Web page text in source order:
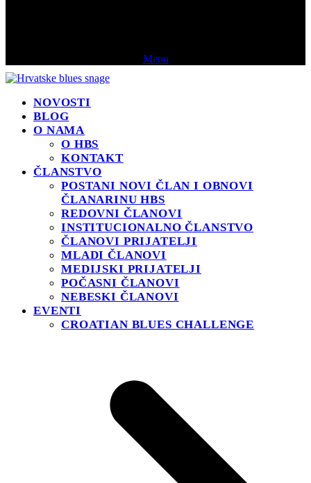
Menu
NOVOSTI
BLOG
O NAMA
O HBS
KONTAKT
ČLANSTVO
POSTANI NOVI ČLAN I OBNOVI
ČLANARINU HBS
REDOVNI ČLANOVI
INSTITUCIONALNO ČLANSTVO
ČLANOVI PRIJATELJI
MLADI ČLANOVI
MEDIJSKI PRIJATELJI
POČASNI ČLANOVI
NEBESKI ČLANOVI
EVENTI
CROATIAN BLUES CHALLENGE